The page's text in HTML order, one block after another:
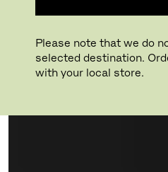
Please note that we do
selected destination.
with your local store.